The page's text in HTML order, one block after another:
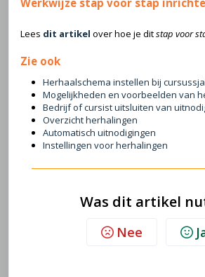
Lees dit artikel over hoe je ditstap voor
Zie ook
Herhaalschema instellen bij
Mogelijkheden en voorbeelden van
Bedrijf of cursist uitsluiten van
Overzicht herhalingen
Automatisch uitnodigingen
Instellingen voor herhalingen
Was dit artikel
Nee